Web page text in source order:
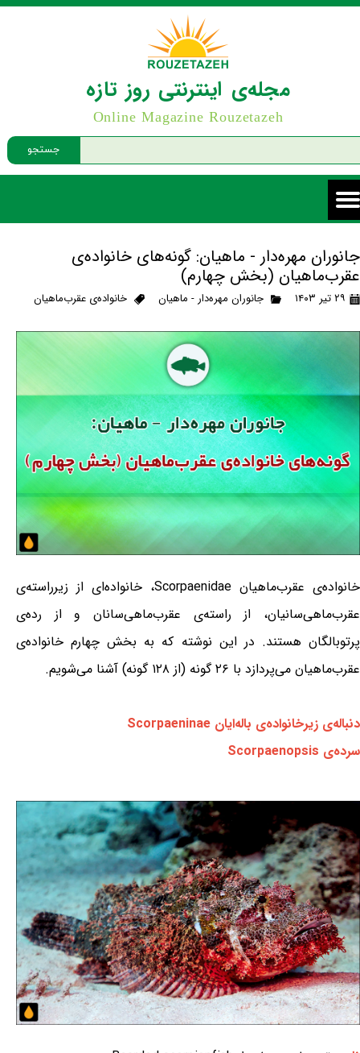
جستجو
مجله‌ی اینترنتی روز تازه
Online Magazine Rouzetazeh
جانوران مهره‌دار - ماهیان: گونه‌های خانواده‌ی
عقرب‌ماهیان (بخش چهارم)
۲۹ تیر ۱۴۰۳ جانوران مهره‌دار - ماهیان خانواده‌ی عقرب‌ماهیان
خانواده‌ی عقرب‌ماهیان Scorpaenidae، خانواده‌ای از زیرراسته‌ی
عقرب‌ماهی‌سانیان، از راسته‌ی عقرب‌ماهی‌سانان و از رده‌ی
پرتوبالگان هستند. در این نوشته که به بخش چهارم خانواده‌ی
عقرب‌ماهیان می‌پردازد با ۲۶ گونه (از ۱۲۸ گونه) آشنا می‌شویم.
دنباله‌ی زیرخانواده‌ی باله‌ایان Scorpaeninae
سرده‌ی Scorpaenopsis